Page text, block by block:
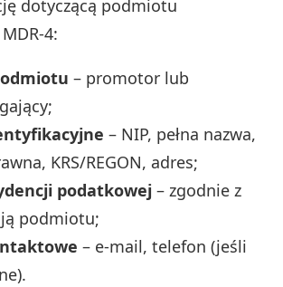
dotyczącą podmiotu
– promotor lub
– NIP, pełna nazwa,
KRS/REGON, adres;
podatkowej – zgodnie z
podmiotu;
– e‑mail, telefon (jeśli